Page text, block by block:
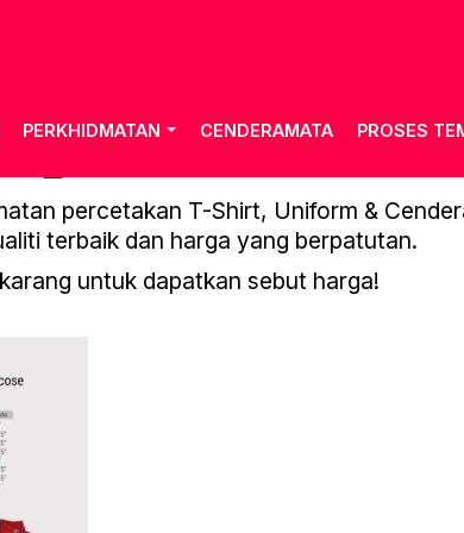
PERKHIDMATAN CENDERAMATA PROSES
percetakan T-Shirt, Uniform &
terbaik dan harga yang berpatutan.
untuk dapatkan sebut harga!